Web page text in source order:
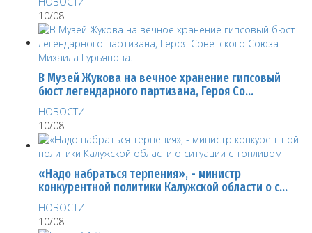
10/08
В Музей Жукова на вечное хранение гипсовый
бюст легендарного партизана, Героя Со…
НОВОСТИ
10/08
«Надо набраться терпения», - министр
конкурентной политики Калужской области о с…
НОВОСТИ
10/08